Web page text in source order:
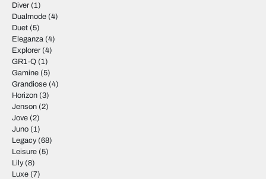
Diver (1)
Dualmode (4)
Duet (5)
Eleganza (4)
Explorer (4)
GR1-Q (1)
Gamine (5)
Grandiose (4)
Horizon (3)
Jenson (2)
Jove (2)
Juno (1)
Legacy(68)
Leisure (5)
Lily(8)
Luxe (7)